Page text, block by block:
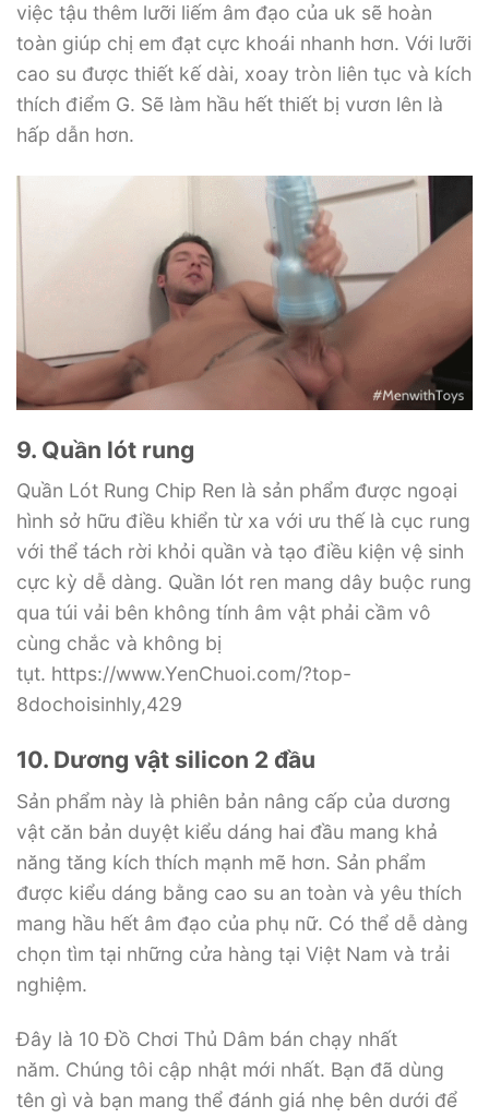
việc tậu thêm lưỡi liếm âm đạo của uk sẽ hoàn
toàn giúp chị em đạt cực khoái nhanh hơn. Với lưỡi
cao su được thiết kế dài, xoay tròn liên tục và kích
thích điểm G. Sẽ làm hầu hết thiết bị vươn lên là
hấp dẫn hơn.
9. Quần lót rung
Quần Lót Rung Chip Ren là sản phẩm được ngoại
hình sở hữu điều khiển từ xa với ưu thế là cục rung
với thể tách rời khỏi quần và tạo điều kiện vệ sinh
cực kỳ dễ dàng. Quần lót ren mang dây buộc rung
qua túi vải bên không tính âm vật phải cầm vô
cùng chắc và không bị
tụt. https://www.YenChuoi.com/?top-
8dochoisinhly,429
10. Dương vật silicon 2 đầu
Sản phẩm này là phiên bản nâng cấp của dương
vật căn bản duyệt kiểu dáng hai đầu mang khả
năng tăng kích thích mạnh mẽ hơn. Sản phẩm
được kiểu dáng bằng cao su an toàn và yêu thích
mang hầu hết âm đạo của phụ nữ. Có thể dễ dàng
chọn tìm tại những cửa hàng tại Việt Nam và trải
nghiệm.
Đây là 10 Đồ Chơi Thủ Dâm bán chạy nhất
năm. Chúng tôi cập nhật mới nhất. Bạn đã dùng
tên gì và bạn mang thể đánh giá nhẹ bên dưới để